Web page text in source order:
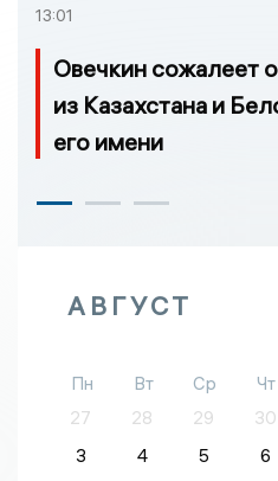
13:01
Овечкин сожалеет
из Казахстана и
его имени
АВГУСТ
Пн Вт Ср Чт
27
28 29 30
3
4 5 6